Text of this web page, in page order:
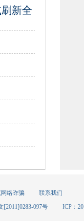
新全
网络诈骗
联系我们
[2011]0283-097号 ICP：